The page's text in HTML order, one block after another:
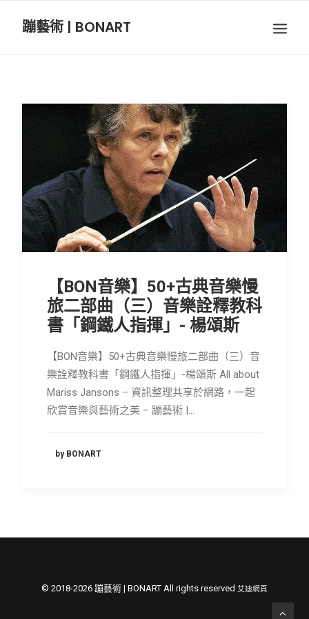
蹦藝術 | BONART
BON攝影
BON插畫
BON旅行
關於我們
會員專區
SEARCH
【BON音樂】50+古典音樂慢
旅二部曲（三）音樂詮釋教科
書「鋼鐵人指揮」- 楊頌斯
【BON音樂】50+古典音樂慢旅二部曲（三）音
樂詮釋教科書「鋼鐵人指揮」-楊頌斯 All about
Mariss Jansons – 資訊整理共享於網路，一起
欣賞音樂與藝術之美 – 蹦藝術 |…
by BONART
© 2018-2026 蹦藝術 | BONART All rights reserved 艾迪網頁